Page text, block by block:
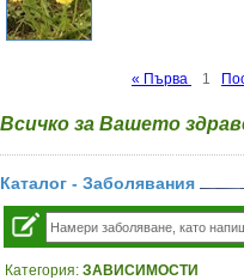
« Първа 1
Всичко за Вашето
Каталог - Заболявания
Категория: ЗАВИСИМОСТИ